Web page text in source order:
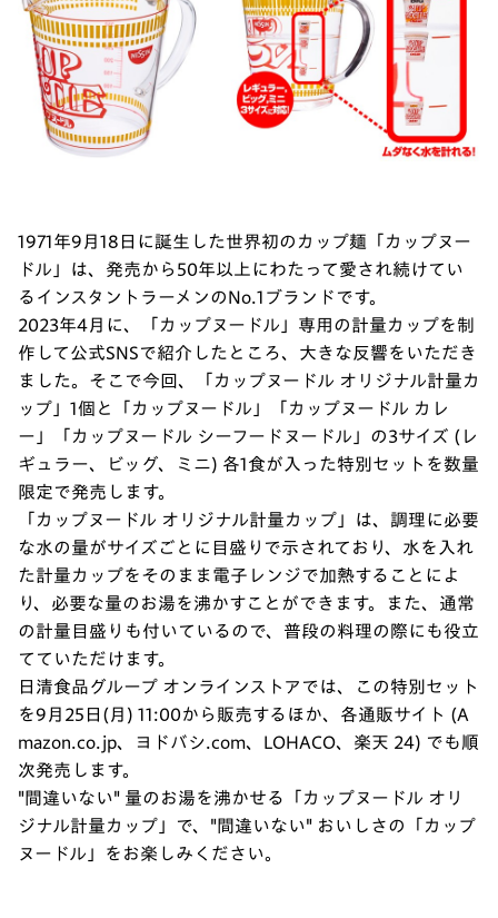
1971年9月18日に誕生した世界初のカップ麺「カップヌー
ドル」は、発売から50年以上にわたって愛され続けてい
るインスタントラーメンのNo.1ブランドです。
2023年4月に、「カップヌードル」専用の計量カップを制
作して公式SNSで紹介したところ、大きな反響をいただき
ました。そこで今回、「カップヌードル オリジナル計量カ
ップ」1個と「カップヌードル」「カップヌードル カレ
ー」「カップヌードル シーフードヌードル」の3サイズ (レ
ギュラー、ビッグ、ミニ) 各1食が入った特別セットを数量
限定で発売します。
「カップヌードル オリジナル計量カップ」は、調理に必要
な水の量がサイズごとに目盛りで示されており、水を入れ
た計量カップをそのまま電子レンジで加熱することによ
り、必要な量のお湯を沸かすことができます。また、通常
の計量目盛りも付いているので、普段の料理の際にも役立
てていただけます。
日清食品グループ オンラインストアでは、この特別セット
を9月25日(月) 11:00から販売するほか、各通販サイト (A
mazon.co.jp、ヨドバシ.com、LOHACO、楽天 24) でも順
次発売します。
"間違いない" 量のお湯を沸かせる「カップヌードル オリ
ジナル計量カップ」で、"間違いない" おいしさの「カップ
ヌードル」をお楽しみください。